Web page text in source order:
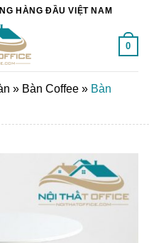
HÀNG ĐẦU VIỆT NAM
0
» Bàn Coffee » Bàn